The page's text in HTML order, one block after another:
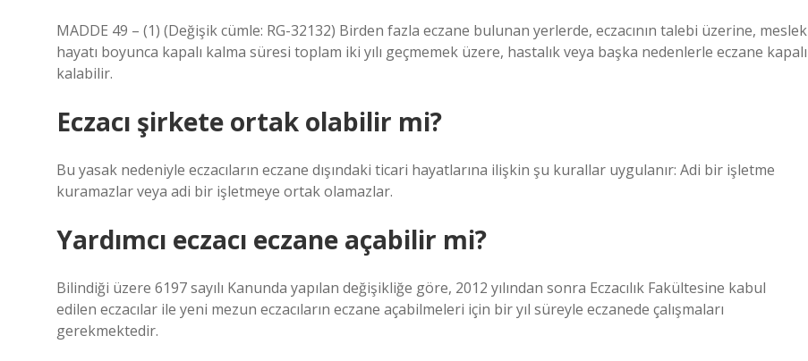
MADDE 49 – (1) (Değişik cümle: RG-32132) Birden fazla eczane bulunan yerlerde, eczacının talebi üzerine, meslek
hayatı boyunca kapalı kalma süresi toplam iki yılı geçmemek üzere, hastalık veya başka nedenlerle eczane kapalı
kalabilir.
Eczacı şirkete ortak olabilir mi?
Bu yasak nedeniyle eczacıların eczane dışındaki ticari hayatlarına ilişkin şu kurallar uygulanır: Adi bir işletme
kuramazlar veya adi bir işletmeye ortak olamazlar.
Yardımcı eczacı eczane açabilir mi?
Bilindiği üzere 6197 sayılı Kanunda yapılan değişikliğe göre, 2012 yılından sonra Eczacılık Fakültesine kabul
edilen eczacılar ile yeni mezun eczacıların eczane açabilmeleri için bir yıl süreyle eczanede çalışmaları
gerekmektedir.